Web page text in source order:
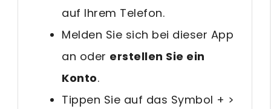
auf Ihrem Telefon.
Melden Sie sich bei dieser App
an oder erstellen Sie ein
Konto.
Tippen Sie auf das Symbol + >